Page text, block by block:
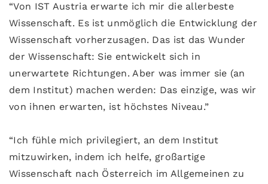
“Von IST Austria erwarte ich mir die allerbeste
Wissenschaft. Es ist unmöglich die Entwicklung der
Wissenschaft vorherzusagen. Das ist das Wunder
der Wissenschaft: Sie entwickelt sich in
unerwartete Richtungen. Aber was immer sie (an
dem Institut) machen werden: Das einzige, was wir
von ihnen erwarten, ist höchstes Niveau.”
“Ich fühle mich privilegiert, an dem Institut
mitzuwirken, indem ich helfe, großartige
Wissenschaft nach Österreich im Allgemeinen zu